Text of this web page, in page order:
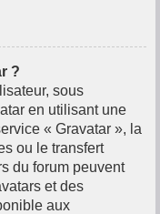
?
sous
en utilisant une
« Gravatar », la
ou le transfert
du forum peuvent
et des
aux